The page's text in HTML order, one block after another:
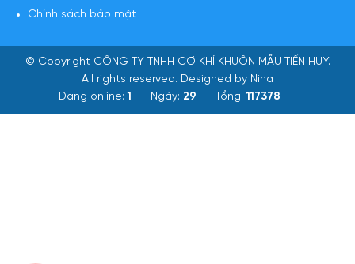
Chính sách bảo mật
© Copyright CÔNG TY TNHH CƠ KHÍ KHUÔN MẪU TIẾN HUY.
All rights reserved. Designed by Nina
Đang online:1 Ngày: 29 Tổng:117378